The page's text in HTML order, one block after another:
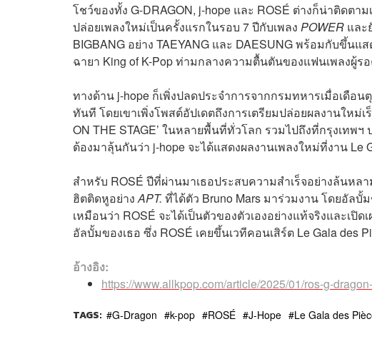
โชว์ของทั้ง G-DRAGON, j-hope และ ROSÉ ต่างก็น่าติดตา
ปล่อยเพลงใหม่เป็นครั้งแรกในรอบ 7 ปีกับเพลง POWER และ
BIGBANG อย่าง TAEYANG และ DAESUNG พร้อมกับขึ้นแ
ฉายา King of K-Pop ท่ามกลางความตื้นตันของแฟนเพลงผู้ร
ทางด้าน j-hope ก็เพิ่งปลดประจำการจากกรมทหารเมื่อเดือ
ทันที โดยเขาเพิ่งโพสต์อัปเดตถึงการเตรียมปล่อยผลงานใหม่
ON THE STAGE’ ในหลายพื้นที่ทั่วโลก รวมไปถึงที่กรุงเทพ
ต้องมาลุ้นกันว่า j-hope จะได้แสดงผลงานเพลงใหม่ที่งาน Le
สำหรับ ROSÉ ปีที่ผ่านมาเธอประสบความสำเร็จอย่างล้นห
ฮิตติดหูอย่างAPT. ที่ได้ตัว Bruno Mars มาร่วมงาน โดยอัลบั้
เหมือนว่า ROSÉ จะได้เป็นตัวของตัวเองอย่างแท้จริงและเปิ
อัลบั้มของเธอ ซึ่ง ROSÉ เคยขึ้นเวทีคอนเสิร์ต Le Gala des
อ้างอิง:
https://www.allkpop.com/article/2025/01/ros-g-
TAGS: G-Dragon k-pop ROSÉ J-Hope Le Gala des